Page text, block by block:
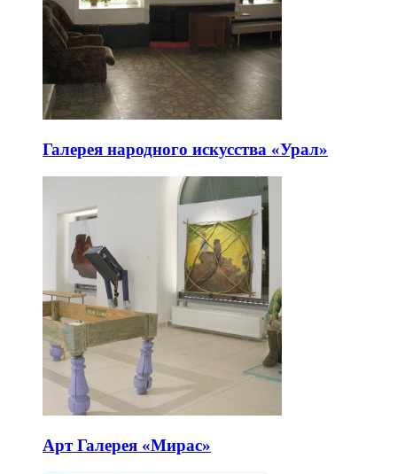
Галерея народного искусства «Урал»
Арт Галерея «Мирас»